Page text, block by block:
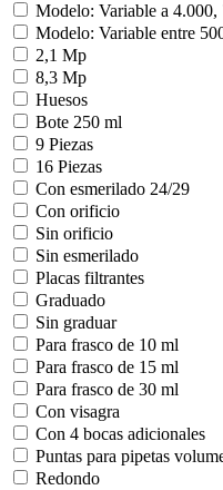
Modelo: Variable a
Modelo: Variable entre
2,1 Mp
8,3 Mp
Huesos
Bote 250 ml
9 Piezas
16 Piezas
Con esmerilado 24/29
Con orificio
Sin orificio
Sin esmerilado
Placas filtrantes
Graduado
Sin graduar
Para frasco de 10 ml
Para frasco de 15 ml
Para frasco de 30 ml
Con visagra
Con 4 bocas adicionales
Puntas para pipetas
Redondo